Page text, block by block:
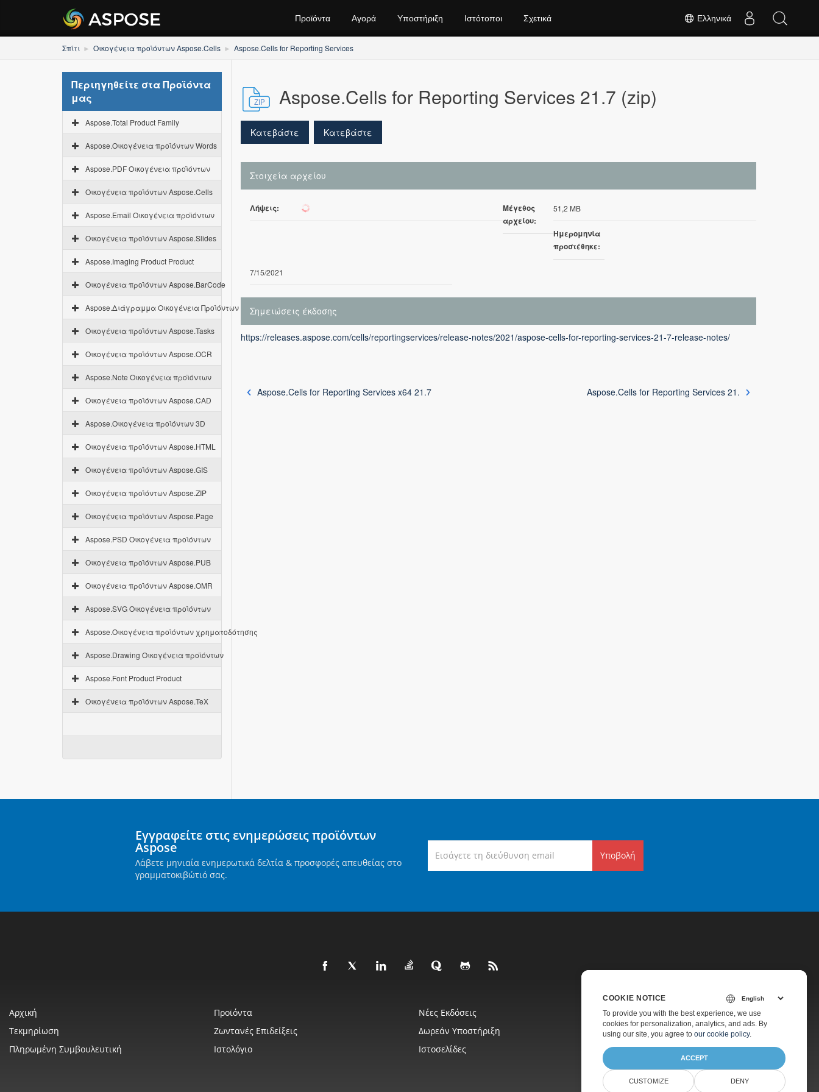
Ελληνικά
Προϊόντα Αγορά Υποστήριξη Ιστότοποι Σχετικά
Σπίτι Οικογένεια προϊόντων Aspose.Cells Aspose.Cells for Reporting Services
Περιηγηθείτε στα Προϊόντα
μας
Aspose.Total Product Family
Aspose.Οικογένεια προϊόντων Words
Aspose.PDF Οικογένεια προϊόντων
Οικογένεια προϊόντων Aspose.Cells
Aspose.Email Οικογένεια προϊόντων
Οικογένεια προϊόντων Aspose.Slides
Aspose.Imaging Product Product
Οικογένεια προϊόντων Aspose.BarCode
Aspose.Διάγραμμα Οικογένεια Προϊόντων
Οικογένεια προϊόντων Aspose.Tasks
Οικογένεια προϊόντων Aspose.OCR
Aspose.Note Οικογένεια προϊόντων
Οικογένεια προϊόντων Aspose.CAD
Aspose.Οικογένεια προϊόντων 3D
Οικογένεια προϊόντων Aspose.HTML
Οικογένεια προϊόντων Aspose.GIS
Οικογένεια προϊόντων Aspose.ZIP
Οικογένεια προϊόντων Aspose.Page
Aspose.PSD Οικογένεια προϊόντων
Οικογένεια προϊόντων Aspose.PUB
Οικογένεια προϊόντων Aspose.OMR
Aspose.SVG Οικογένεια προϊόντων
Aspose.Οικογένεια προϊόντων χρηματοδότησης
Aspose.Drawing Οικογένεια προϊόντων
Aspose.Font Product Product
Οικογένεια προϊόντων Aspose.TeX
Aspose.Cells for Reporting Services 21.7 (zip)
Κατεβάστε Κατεβάστε
Στοιχεία αρχείου
Λήψεις: 0
Μέγεθος
αρχείου:
51,2 MB
Ημερομηνία
προστέθηκε:
7/15/2021
Σημειώσεις έκδοσης
https://releases.aspose.com/cells/reportingservices/release-notes/2021/aspose-cells-for-reporting-services-21-7-release-notes/
Aspose.Cells for Reporting Services x64 21.7 Aspose.Cells for Reporting Services 21.
Εγγραφείτε στις ενημερώσεις προϊόντων
Aspose
Λάβετε μηνιαία ενημερωτικά δελτία & προσφορές απευθείας στο
γραμματοκιβώτιό σας.
Υποβολή
Αρχική Προϊόντα Νέες Εκδόσεις
Τιμολόγηση
Τεκμηρίωση
Ζωντανές Επιδείξεις Δωρεάν Υποστήριξη
Πληρωμένη Υποστήριξη
Πληρωμένη Συμβουλευτική
Ιστολόγιο Ιστοσελίδες Σχετικά
COOKIE NOTICE
To provide you with the best experience, we use
cookies for personalization, analytics, and ads. By
using our site, you agree to our cookie policy.
ACCEPT
CUSTOMIZE DENY